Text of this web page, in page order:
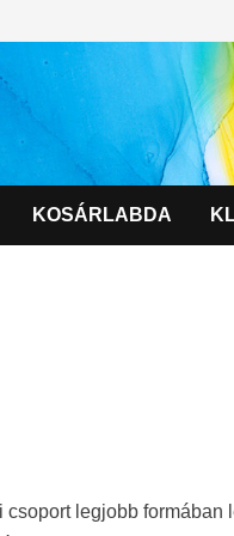
KOSÁRLABDA
legjobb formában